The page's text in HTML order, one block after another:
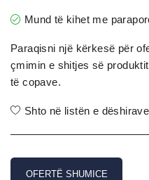
Mund të kihet me
Paraqisni një kërkesë për
çmimin e shitjes së
të copave.
Shto në listën e dëshirave
OFERTË SHUMICE